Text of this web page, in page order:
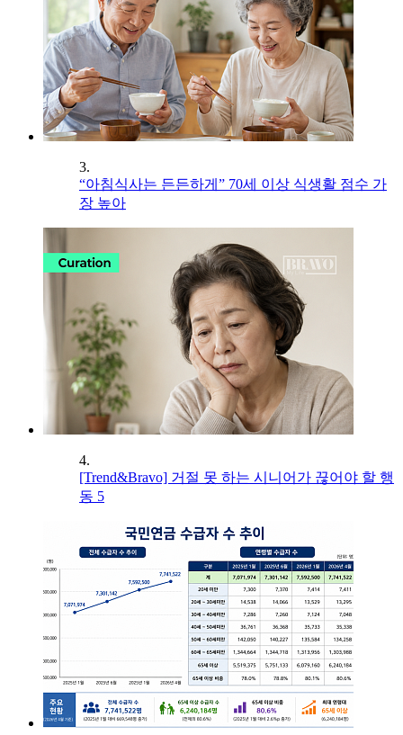
3.
“아침식사는 든든하게” 70세 이상 식생활 점수 가
장 높아
4.
[Trend&Bravo] 거절 못 하는 시니어가 끊어야 할 행
동 5